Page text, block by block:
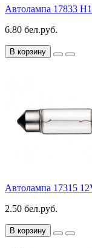
Автолампа 17833
6.80 бел.руб.
В корзину
Автолампа 17315
2.50 бел.руб.
В корзину